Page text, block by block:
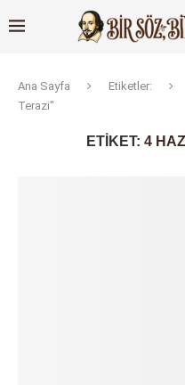
Ana Sayfa Etiketler:
Terazi"
ETIKET: 4